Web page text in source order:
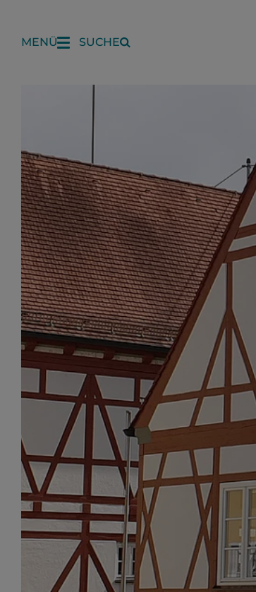
MENÜ SUCHE